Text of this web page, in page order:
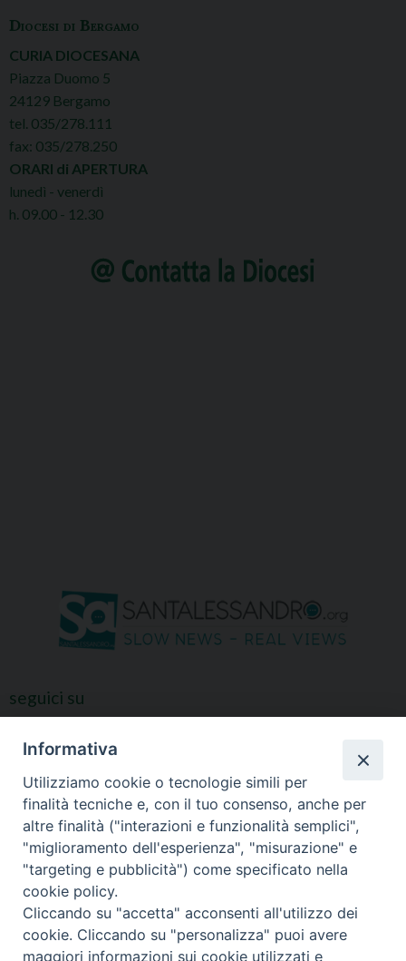
s
t
N
a
v
i
g
a
Diocesi di Bergamo
CURIA DIOCESANA
Piazza Duomo 5
24129 Bergamo
tel. 035/278.111
fax: 035/278.250
ORARI di APERTURA
lunedì - venerdì
h. 09.00 - 12.30
seguici su
Informativa
Utilizziamo cookie o tecnologie simili per
finalità tecniche e, con il tuo consenso, anche per
altre finalità ("interazioni e funzionalità semplici",
"miglioramento dell'esperienza", "misurazione" e
"targeting e pubblicità") come specificato nella
cookie policy.
Cliccando su "accetta" acconsenti all'utilizzo dei
cookie. Cliccando su "personalizza" puoi avere
maggiori informazioni sui cookie utilizzati e